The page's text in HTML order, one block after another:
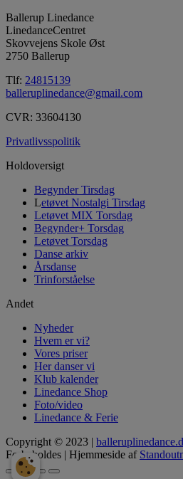
Ballerup Linedance
LinedanceCentret
Skovvejens Skole Øst
2750 Ballerup
Tlf: 24815139
balleruplinedance@gmail.com
CVR: 33604130
Privatlivsspolitik
Holdoversigt
Begynder Tirsdag
Letøvet Nostalgi Tirsdag
Letøvet MIX Torsdag
Begynder+ Torsdag
Letøvet Torsdag
Danse arkiv
Årsdanse
Trinforståelse
Andet
Nyheder
Hvem er vi?
Vores priser
Her danser vi
Klub kalender
Linedance Shop
Foto/video
Linedance & Ferie
Copyright © 2023 |
Forbeholdes | Hjemmeside af